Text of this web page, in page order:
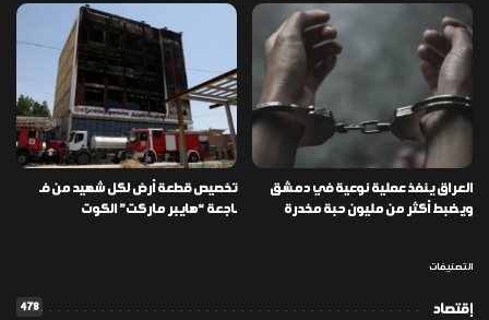
العراق ينفذ عملية نوعية في دمشق
ويضبط أكثر من مليون حبة مخدرة
تخصيص قطعة أرض لكل شهيد من فـ
ـاجعة “هايبر ماركت” الكوت
التصنيفات
إقتصاد 478